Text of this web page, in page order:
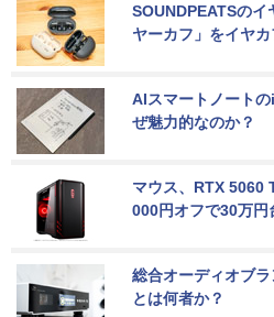
SOUNDPEATSのイ
ヤーカフ」をイヤ
AIスマートノート
ぜ魅力的なのか？
マウス、RTX 5060
000円オフで30万円
総合オーディオブ
とは何者か？